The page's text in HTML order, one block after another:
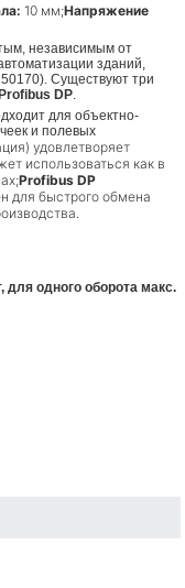
10 мм;Напряжение
независимым от
зданий,
50170). Существуют три
DP
для объектно-
и полевых
удовлетворяет
использоваться как в
Profibus DP
для быстрого обмена
для одного оборота макс.